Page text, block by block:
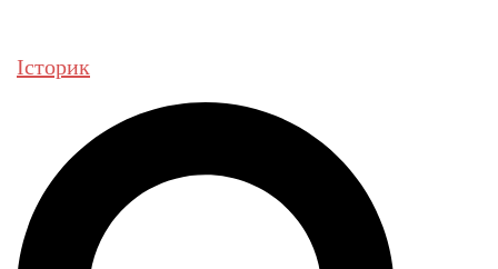
Історик